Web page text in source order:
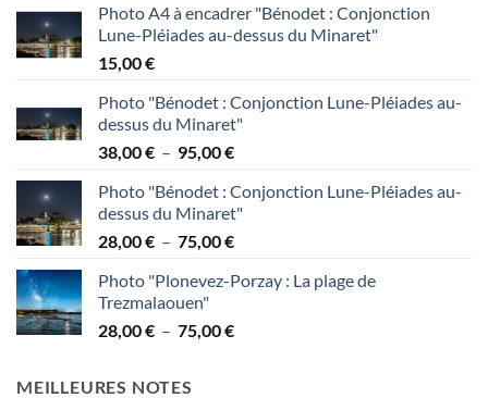
Photo A4 à encadrer "Bénodet : Conjonction
Lune-Pléiades au-dessus du Minaret"
15,00€
Photo "Bénodet : Conjonction Lune-Pléiades au-
dessus du Minaret"
38,00€ – 95,00€Plage
prix :
38,00 €
à
Photo "Bénodet : Conjonction Lune-Pléiades au-
dessus du Minaret"
28,00€ – 75,00€Plage
prix :
à
Photo "Plonevez-Porzay : La plage de
Trezmalaouen"
28,00€ – 75,00€Plage
MEILLEURES NOTES